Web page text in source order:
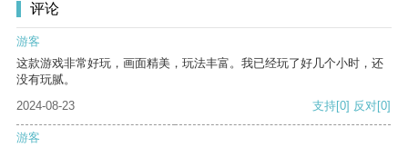
评论
游客
这款游戏非常好玩，画面精美，玩法丰富。我已经玩了好几个小时，还
没有玩腻。
2024-08-23
支持[0] 反对[0]
游客